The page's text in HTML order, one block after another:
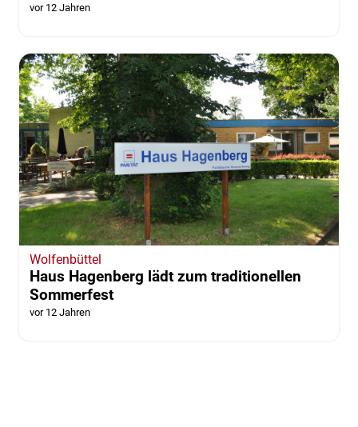
vor 12 Jahren
Wolfenbüttel
Haus Hagenberg lädt zum traditionellen
Sommerfest
vor 12 Jahren